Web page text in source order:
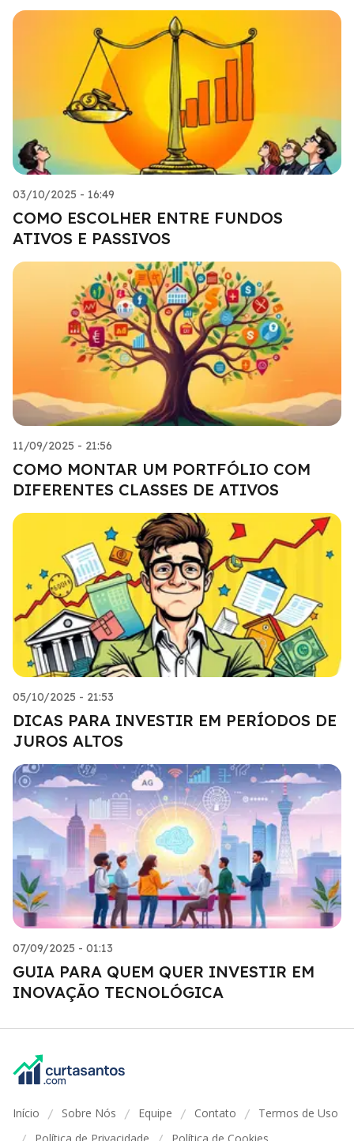
03/10/2025 - 16:49
COMO ESCOLHER ENTRE FUNDOS
ATIVOS E PASSIVOS
11/09/2025 - 21:56
COMO MONTAR UM PORTFÓLIO COM
DIFERENTES CLASSES DE ATIVOS
05/10/2025 - 21:53
DICAS PARA INVESTIR EM PERÍODOS DE
JUROS ALTOS
07/09/2025 - 01:13
GUIA PARA QUEM QUER INVESTIR EM
INOVAÇÃO TECNOLÓGICA
Início / Sobre Nós / Equipe / Contato / Termos de Uso